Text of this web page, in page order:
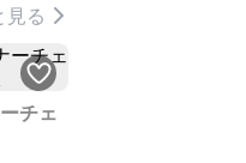
見る
チェ